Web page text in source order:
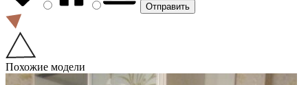
Похожие модели